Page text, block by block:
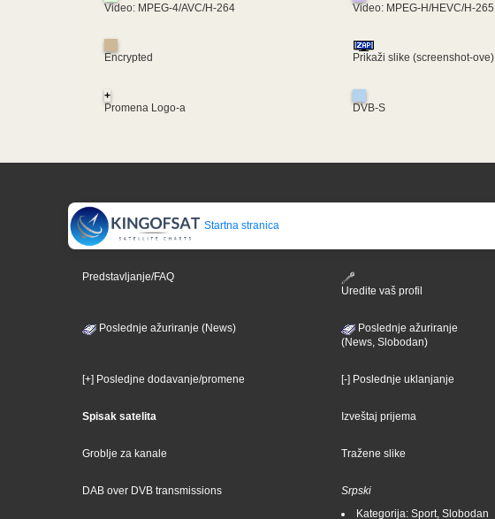
Video: MPEG-4/AVC/H-264 Video: MPEG-H/HEVC/H-265
Encrypted Prikaži slike (screenshot-ove)
+
Promena Logo-a
DVB-S
Startna stranica
Predstavljanje/FAQ
Uredite vaš profil
Poslednje ažuriranje (News)
Poslednje ažuriranje
(News, Slobodan)
[+] Posledjne dodavanje/promene [-] Poslednje uklanjanje
Spisak satelita Izveštaj prijema
Groblje za kanale Tražene slike
DAB over DVB transmissions
Srpski
Kategorija: Sport, Slobodan